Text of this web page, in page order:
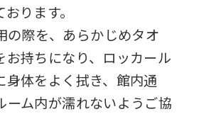
ります。
の際を、あらかじめタオ
お持ちになり、ロッカール
身体をよく拭き、館内通
ーム内が濡れないようご協